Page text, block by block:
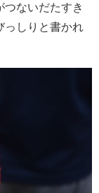
ないだたすき
っしりと書かれ